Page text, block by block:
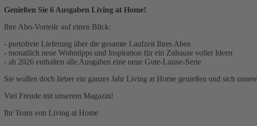
Genießen Sie 6 Ausgaben Living at Home!
Ihre Abo-Vorteile auf einen Blick:
- portofreie Lieferung über die gesamte Laufzeit Ihres Abos
- monatlich neue Wohntipps und Inspiration für ein Zuhause voller Ideen
- ab 2026 enthalten alle Ausgaben eine neue Gute-Laune-Serie
Sie wollen doch lieber ein ganzes Jahr Living at Home genießen und sich
Viel Freude mit unserem Magazin!
Ihr Team von Living at Home